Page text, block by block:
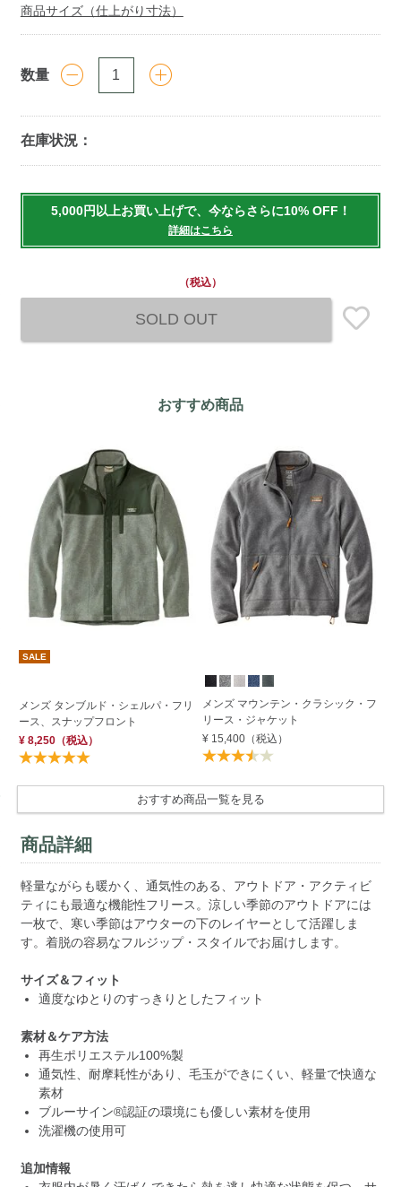
商品サイズ（仕上がり寸法）
数量
在庫状況：
to
5,000円以上お買い上げで、今ならさらに10% OFF！
詳細はこちら
（税込）
SOLD OUT
おすすめ商品
SALE
メンズ タンブルド・シェルパ・フリ
ース、スナップフロント
¥ 8,250（税込）
メンズ マウンテン・クラシック・フ
リース・ジャケット
¥ 15,400 （税込）
おすすめ商品一覧を見る
商品詳細
軽量ながらも暖かく、通気性のある、アウトドア・アクティビ
ティにも最適な機能性フリース。涼しい季節のアウトドアには
一枚で、寒い季節はアウターの下のレイヤーとして活躍しま
す。着脱の容易なフルジップ・スタイルでお届けします。
サイズ＆フィット
適度なゆとりのすっきりとしたフィット
素材＆ケア方法
再生ポリエステル100%製
通気性、耐摩耗性があり、毛玉ができにくい、軽量で快適な
素材
ブルーサイン®認証の環境にも優しい素材を使用
洗濯機の使用可
追加情報